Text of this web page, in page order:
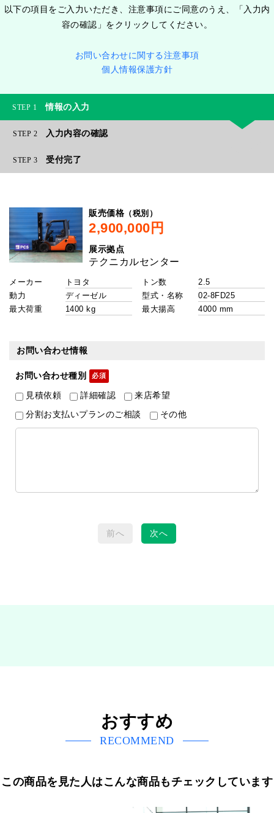
以下の項目をご入力いただき、注意事項にご同意のうえ、「入力内
容の確認」をクリックしてください。
お問い合わせに関する注意事項
個人情報保護方針
1 情報の入力
2 入力内容の確認
3 受付完了
販売価格 （税別）
展示拠点
メーカー
トン数
動力
型式・名称
最大荷重
最大揚高
お問い合わせ情報
お問い合わせ種別
見積依頼 詳細確認 来店希望
分割お支払いプランのご相談 その他
前へ 次へ
おすすめ
RECOMMEND
この商品を見た人はこんな商品もチェックしています